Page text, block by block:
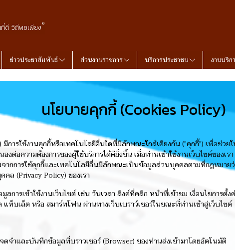
ดี วิถีพอเพียง”
ข่าวประชาสัมพันธ์ ส่วนงานราชการ บริการประชาชน งานบริก
นโยบายคุกกี้ (Cookies Policy)
มีการใช้งานคุกกี้หรือเทคโนโลยีอื่นใดที่มีลักษณะใกล้เคียงกัน ("คุกกี้") เพื่อช่ว
อความต้องการของผู้ใช้บริการได้ดียิ่งขึ้น เมื่อท่านเข้าใช้งานเว็บไซต์ของเร
กการใช้คุกกี้และเทคโนโลยีอื่นมีลักษณะเป็นข้อมูลส่วนบุคคลตามที่กฎหมายว่
ล (Privacy Policy) ของเรา
ลการเข้าใช้งานเว็บไซต์ เช่น วันเวลา ลิงค์ที่คลิก หน้าที่เข้าชม เงื่อนไขการ
แท็บเล็ต หรือ สมาร์ทโฟน ผ่านทางเว็บเบราว์เซอร์ในขณะที่ท่านเข้าสู่เว็บไซต์
จดจำและบันทึกข้อมูลที่บราวเซอร์ (Browser) ของท่านส่งเข้ามาโดยอัตโนมัติ